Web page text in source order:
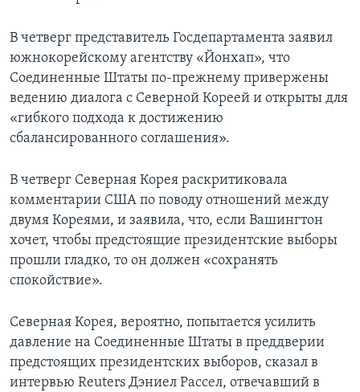
В четверг представитель Госдепартамента заявил
южнокорейскому агентству «Йонхап», что
Соединенные Штаты по-прежнему привержены
ведению диалога с Северной Кореей и открыты для
«гибкого подхода к достижению
сбалансированного соглашения».
В четверг Северная Корея раскритиковала
комментарии США по поводу отношений между
двумя Кореями, и заявила, что, если Вашингтон
хочет, чтобы предстоящие президентские выборы
прошли гладко, то он должен «сохранять
спокойствие».
Северная Корея, вероятно, попытается усилить
давление на Соединенные Штаты в преддверии
предстоящих президентских выборов, сказал в
интервью Reuters Дэниел Рассел, отвечавший в